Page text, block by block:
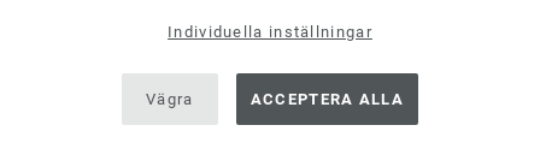
Individuella inställningar
Vägra ACCEPTERA ALLA